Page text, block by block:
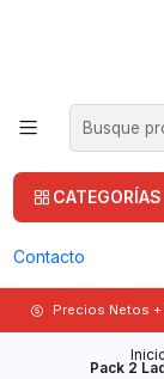
CATEGORÍAS
Contacto
Precios Netos
Pack 2